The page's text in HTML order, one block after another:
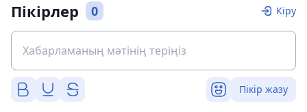
Пікірлер 0 Кіру
Пікір жазу